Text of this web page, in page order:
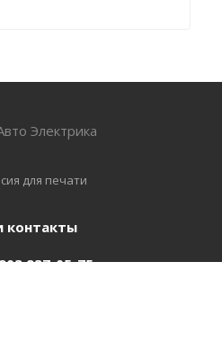
Электрика
для печати
контакты
937-05-75